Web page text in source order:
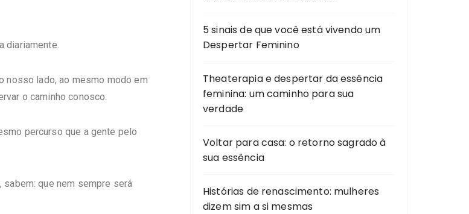
diariamente.
nosso lado, ao mesmo modo em
o caminho conosco.
percurso que a gente pelo
que nem sempre será
5 sinais de que você está vivendo um
Despertar Feminino
Theaterapia e despertar da essência
feminina: um caminho para sua
verdade
Voltar para casa: o retorno sagrado à
sua essência
Histórias de renascimento: mulheres
dizem sim a si mesmas